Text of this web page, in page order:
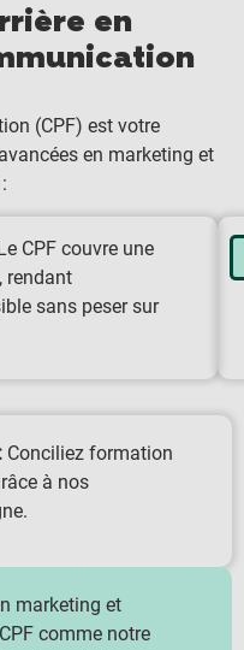
en
(CPF) est votre
en marketing et
CPF couvre une
rendant
sans peser sur
Conciliez formation
à nos
marketing et
comme notre